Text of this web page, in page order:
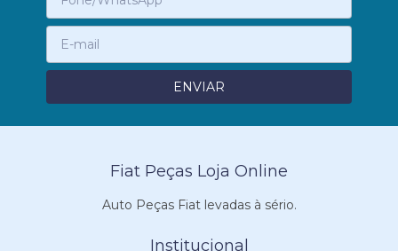
Fiat Peças Loja Online
Auto Peças Fiat levadas à sério.
Institucional